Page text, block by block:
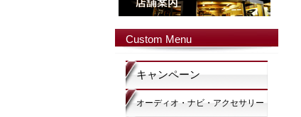
Custom Menu
キャンペーン
オーディオ・ナビ・アクセサリー